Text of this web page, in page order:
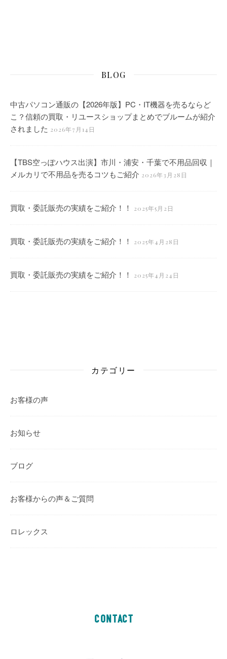
BLOG
中古パソコン通販の【2026年版】PC・IT機器を売るならど
こ？信頼の買取・リユースショップまとめでブルームが紹介
されました 2026年7月14日
【TBS空っぽハウス出演】市川・浦安・千葉で不用品回収｜
メルカリで不用品を売るコツもご紹介 2026年3月28日
買取・委託販売の実績をご紹介！！ 2025年5月2日
買取・委託販売の実績をご紹介！！ 2025年4月28日
買取・委託販売の実績をご紹介！！ 2025年4月24日
カテゴリー
お客様の声
お知らせ
ブログ
お客様からの声＆ご質問
ロレックス
CONTACT